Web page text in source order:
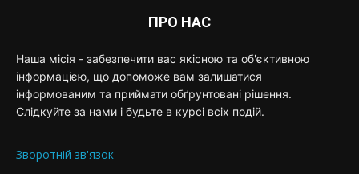
ПРО НАС
Наша місія - забезпечити вас якісною та об'єктивною
інформацією, що допоможе вам залишатися
інформованим та приймати обґрунтовані рішення.
Слідкуйте за нами і будьте в курсі всіх подій.
Зворотній зв'язок